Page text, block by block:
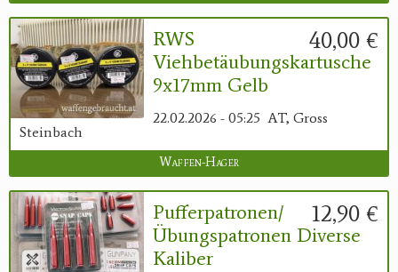
40,00 €
RWS
Viehbetäubungskartusche
9x17mm Gelb
22.02.2026 - 05:25 AT, Gross
Steinbach
Waffen-Hager
12,90 €
Pufferpatronen/
Übungspatronen Diverse
Kaliber